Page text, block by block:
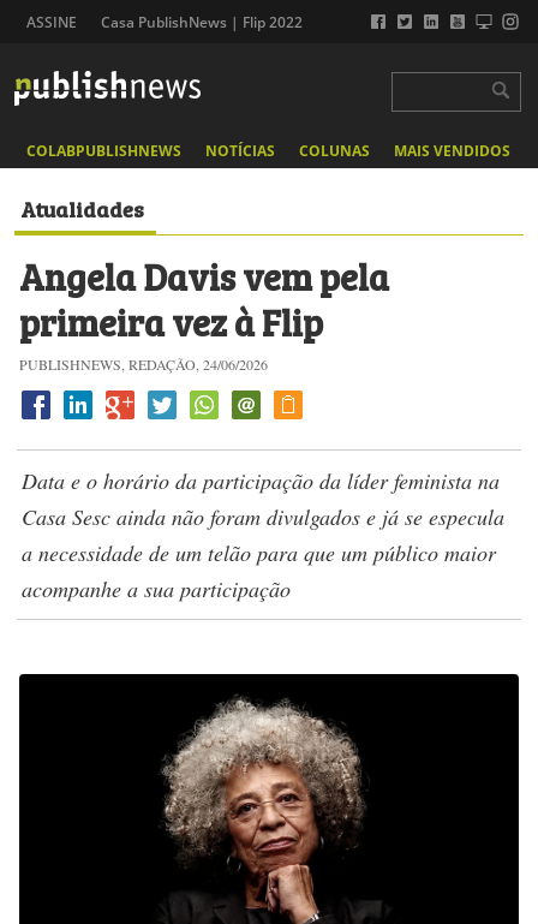
ASSINE Casa PublishNews | Flip 2022
COLABPUBLISHNEWS NOTÍCIAS COLUNAS MAIS VENDIDOS
Atualidades
Angela Davis vem pela
primeira vez à Flip
PUBLISHNEWS, REDAÇÃO, 24/06/2026
Data e o horário da participação da líder feminista na
Casa Sesc ainda não foram divulgados e já se especula
a necessidade de um telão para que um público maior
acompanhe a sua participação